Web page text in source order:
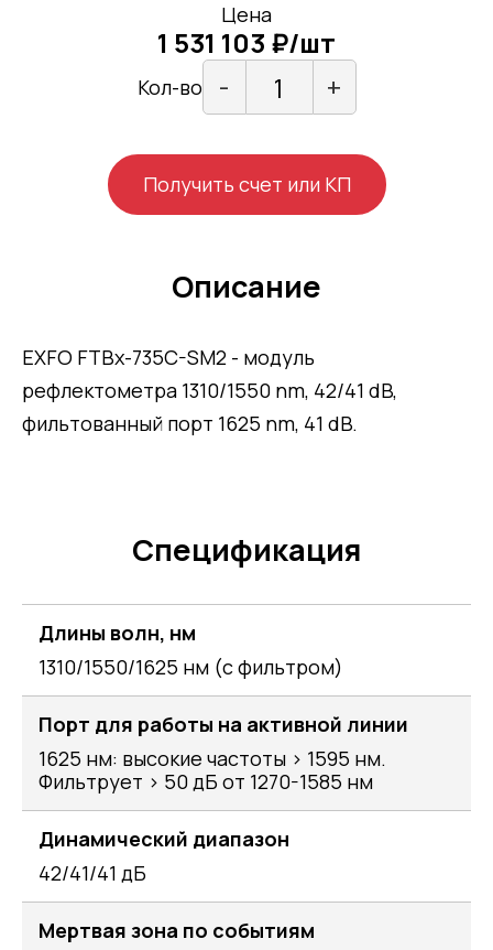
Цена
1 531 103 ₽/шт
Кол-во - +
Получить счет или КП
Описание
EXFO FTBx-735C-SM2 - модуль
рефлектометра 1310/1550 nm, 42/41 dB,
фильтованный порт 1625 nm, 41 dB.
Спецификация
Длины волн, нм
1310/1550/1625 нм (с фильтром)
Порт для работы на активной линии
1625 нм: высокие частоты > 1595 нм.
Фильтрует > 50 дБ от 1270-1585 нм
Динамический диапазон
42/41/41 дБ
Мертвая зона по событиям